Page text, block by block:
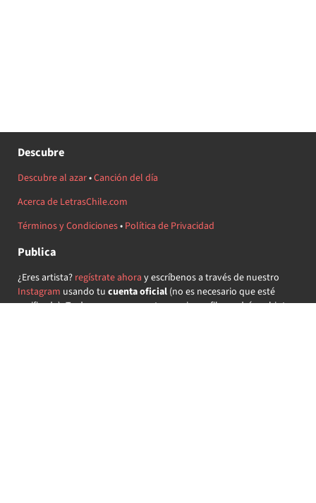
Descubre
Descubre al azar•Canción del día
Acerca de LetrasChile.com
Términos y Condiciones• Política de Privacidad
Publica
¿Eres artista? regístrate ahora y escríbenos a través de nuestro
Instagram usando tu cuenta oficial(no es necesario que esté
verificada) ¡Te daremos acceso a tu propio perfil y podrás subir tus